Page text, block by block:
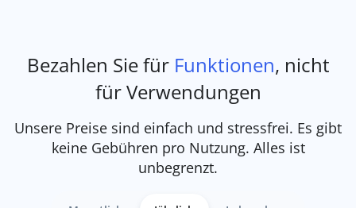
Bezahlen Sie für Funktionen, nicht
für Verwendungen
Unsere Preise sind einfach und stressfrei. Es gibt
keine Gebühren pro Nutzung. Alles ist
unbegrenzt.